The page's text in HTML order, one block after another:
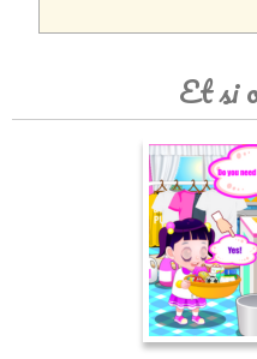
Et si